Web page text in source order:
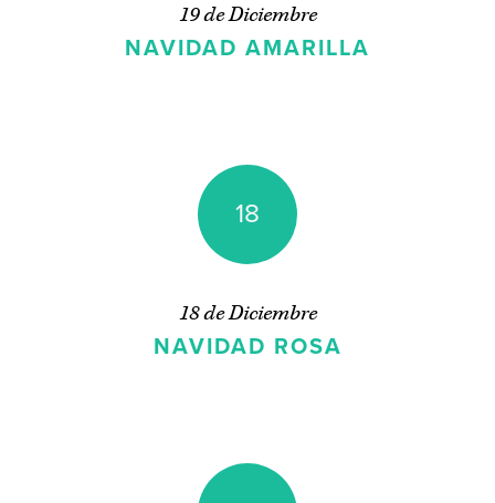
19 de Diciembre
NAVIDAD AMARILLA
18
18 de Diciembre
NAVIDAD ROSA